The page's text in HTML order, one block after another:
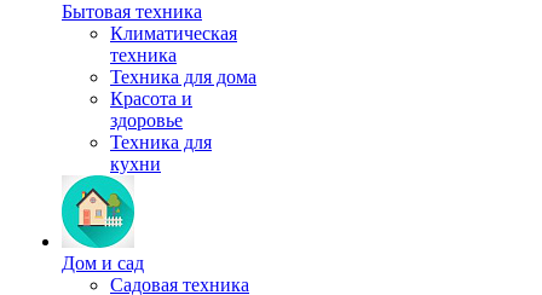
Бытовая техника
Климатическая
техника
Техника для дома
Красота и
здоровье
Техника для
кухни
Дом и сад
Садовая техника